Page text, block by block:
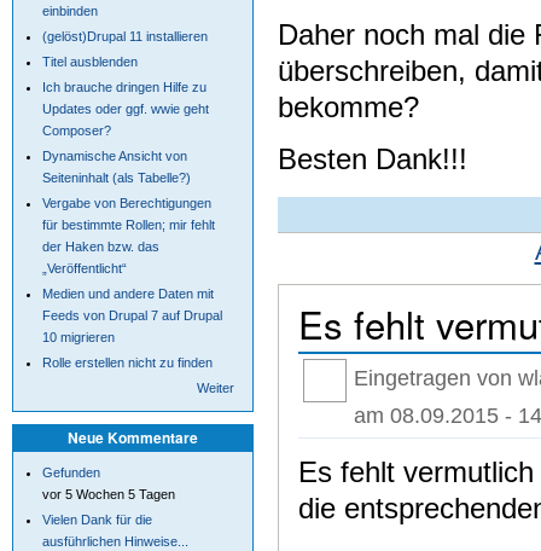
Daher noch mal die
überschreiben,
bekomme?
Besten Dank!!!
Es fehlt
Eingetragen von
am 08.09.2015 -
Es fehlt
die
einbinden
(gelöst)Drupal 11 installieren
Titel ausblenden
Ich brauche dringen Hilfe zu
Updates oder ggf. wwie geht
Composer?
Dynamische Ansicht von
Seiteninhalt (als Tabelle?)
Vergabe von Berechtigungen
für bestimmte Rollen; mir fehlt
der Haken bzw. das
„Veröffentlicht“
Medien und andere Daten mit
Feeds von Drupal 7 auf Drupal
10 migrieren
Rolle erstellen nicht zu finden
Weiter
Neue Kommentare
Gefunden
vor 5 Wochen 5 Tagen
Vielen Dank für die
ausführlichen Hinweise...